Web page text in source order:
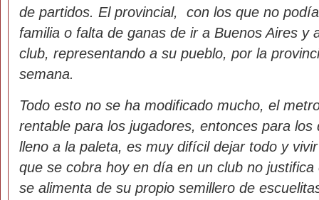
de partidos. El provincial, con los que no
familia o falta de ganas de ir a Buenos Aires y
club, representando a su pueblo, por la
semana.
Todo esto no se ha modificado mucho, el
rentable para los jugadores, entonces para los
lleno a la paleta, es muy difícil dejar todo y
que se cobra hoy en día en un club no
se alimenta de su propio semillero de